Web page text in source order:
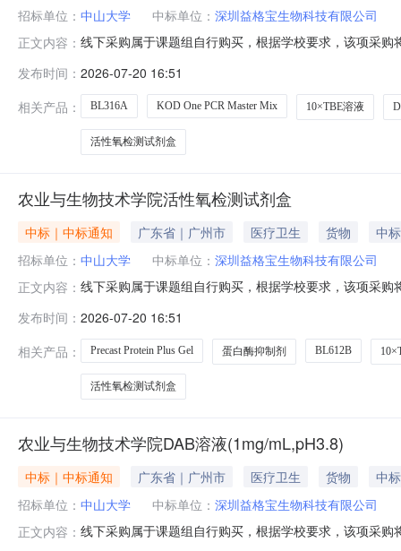
招标单位： 中山大学 中标单位： 深圳益格宝生物科技有限公司
正文内容： 线下采购属于课题组自行购买，根据学校要求，该项采
价深圳益格宝生物科技有限公司蛋白酶抑制剂通用型
发布时间： 2026-07-20 16:51
相关产品：
BL316A KOD One PCR Master Mix 10×TBE溶液
活性氧检测试剂盒
农业与生物技术学院活性氧检测试剂盒
中标｜中标通知 广东省｜广州市 医疗卫生 货物
中
招标单位： 中山大学 中标单位： 深圳益格宝生物科技有限公司
正文内容： 线下采购属于课题组自行购买，根据学校要求，该项采
价深圳益格宝生物科技有限公司蛋白酶抑制剂通用型
发布时间： 2026-07-20 16:51
相关产品：
Precast Protein Plus Gel 蛋白酶抑制剂 BL612B
活性氧检测试剂盒
农业与生物技术学院DAB溶液(1mg/mL,pH3.8)
中标｜中标通知 广东省｜广州市 医疗卫生 货物
中
招标单位： 中山大学 中标单位： 深圳益格宝生物科技有限公司
正文内容： 线下采购属于课题组自行购买，根据学校要求，该项采